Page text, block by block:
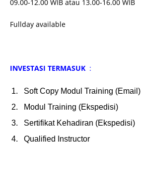
09.00-12.00 WIB atau 13.00-16.00 WIB
Fullday available
INVESTASI TERMASUK :
Soft Copy Modul Training (Email)
Modul Training (Ekspedisi)
Sertifikat Kehadiran (Ekspedisi)
Qualified Instructor